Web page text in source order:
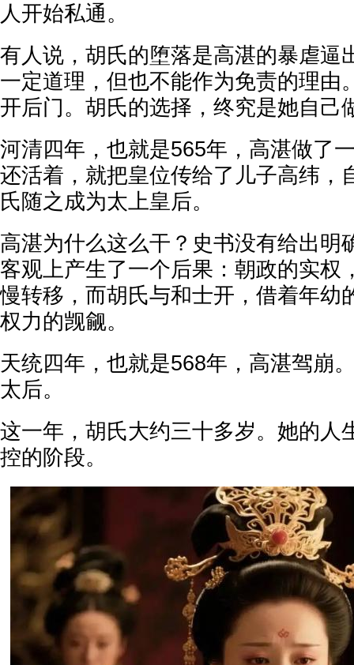
人开始私通。
有人说，胡氏的堕落是高湛的暴虐逼
一定道理，但也不能作为免责的理由
开后门。胡氏的选择，终究是她自己
河清四年，也就是565年，高湛做
还活着，就把皇位传给了儿子高纬，
氏随之成为太上皇后。
高湛为什么这么干？史书没有给出明
客观上产生了一个后果：朝政的实权
慢转移，而胡氏与和士开，借着年幼
权力的觊觎。
天统四年，也就是568年，高湛驾崩
太后。
这一年，胡氏大约三十多岁。她的人
控的阶段。